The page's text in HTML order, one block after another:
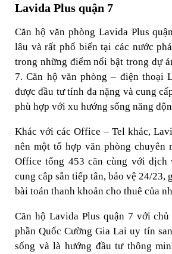
Lavida Plus quận 7
Căn hộ văn phòng Lavida Plus
lâu và rất phổ biến tại các nước
trong những điểm nổi bật trong dự
7. Căn hộ văn phòng – điện thoại
được đầu tư tính đa nặng và cung
phù hợp với xu hướng sống năng
Khác với các Office – Tel khác,
nên một tổ hợp văn phòng chuyên
Office tổng 453 căn cùng với dịch
cung câp sẵn tiếp tân, bảo vệ 24/23,
bài toán thanh khoản cho thuê của
Căn hộ Lavida Plus quận 7 với
phần Quốc Cường Gia Lai uy tín
sống và là hướng đầu tư thông